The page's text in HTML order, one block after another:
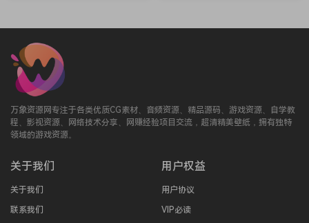
万象资源网专注于各类优质CG素材、音频资源、精品源码、游戏资源、自学教
程、影视资源、网络技术分享、网赚经验项目交流，超清精美壁纸，拥有独特
领域的游戏资源。
关于我们
关于我们
联系我们
用户权益
用户协议
VIP必读